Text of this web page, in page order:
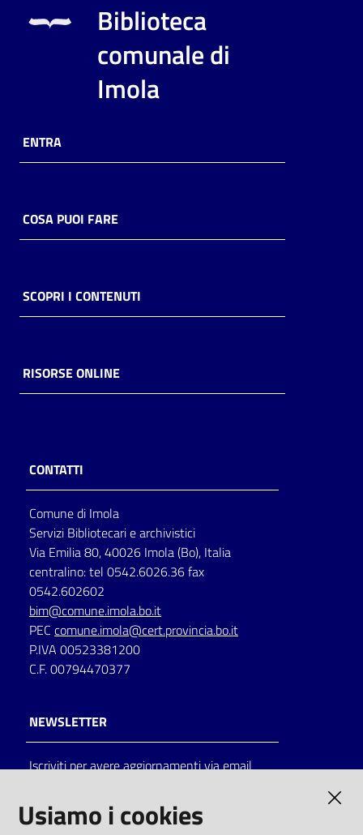
Biblioteca
comunale di
Imola
ENTRA
COSA PUOI FARE
SCOPRI I CONTENUTI
RISORSE ONLINE
CONTATTI
Comune di Imola
Servizi Bibliotecari e archivistici
Via Emilia 80, 40026 Imola (Bo), Italia
centralino: tel 0542.6026.36 fax
0542.602602
bim@comune.imola.bo.it
PEC comune.imola@cert.provincia.bo.it
P.IVA 00523381200
C.F. 00794470377
NEWSLETTER
Iscriviti per avere aggiornamenti via email
Usiamo i cookies